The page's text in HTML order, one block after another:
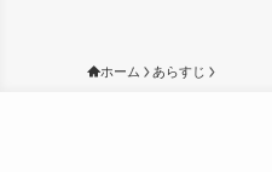
ホーム あらすじ